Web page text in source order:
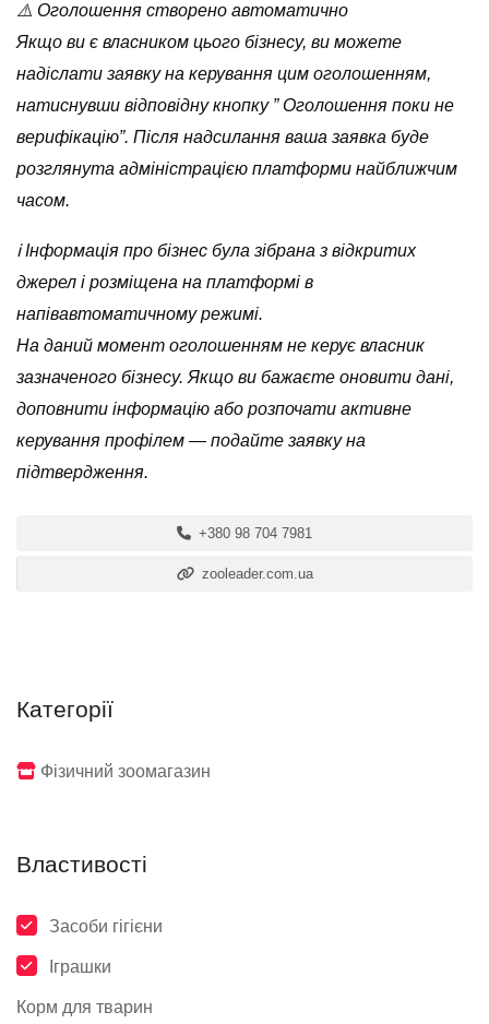
⚠️ Оголошення створено автоматично
Якщо ви є власником цього бізнесу, ви можете
надіслати заявку на керування цим оголошенням,
натиснувши відповідну кнопку ” Оголошення поки не
верифікацію”. Після надсилання ваша заявка буде
розглянута адміністрацією платформи найближчим
часом.
ℹ️ Інформація про бізнес була зібрана з відкритих
джерел і розміщена на платформі в
напівавтоматичному режимі.
На даний момент оголошенням не керує власник
зазначеного бізнесу. Якщо ви бажаєте оновити дані,
доповнити інформацію або розпочати активне
керування профілем — подайте заявку на
підтвердження.
+380 98 704 7981
zooleader.com.ua
Категорії
Фізичний зоомагазин
Властивості
Засоби гігієни
Іграшки
Корм для тварин